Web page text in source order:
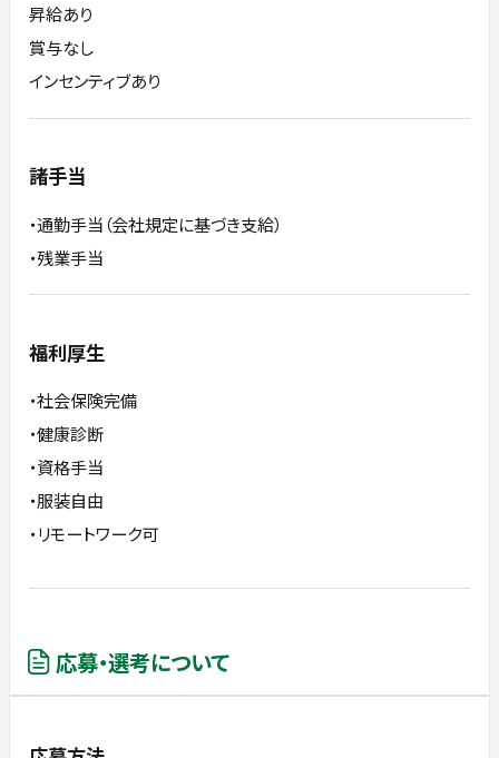
昇給あり
賞与なし
インセンティブあり
諸手当
・通勤手当（会社規定に基づき支給）
・残業手当
福利厚生
・社会保険完備
・健康診断
・資格手当
・服装自由
・リモートワーク可
応募・選考について